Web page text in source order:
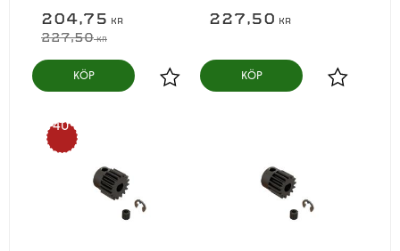
204,75 KR
227,50KR
Lägg till i favoriter
KÖP
227,50 KR
Lägg till i
KÖP
40
%